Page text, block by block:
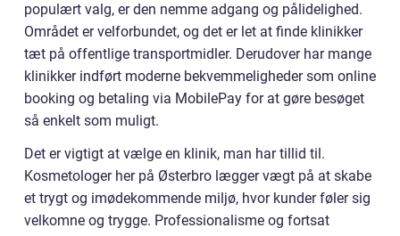
populært valg, er den nemme adgang og pålidelighed.
Området er velforbundet, og det er let at finde klinikker
tæt på offentlige transportmidler. Derudover har mange
klinikker indført moderne bekvemmeligheder som online
booking og betaling via MobilePay for at gøre besøget
så enkelt som muligt.
Det er vigtigt at vælge en klinik, man har tillid til.
Kosmetologer her på Østerbro lægger vægt på at skabe
et trygt og imødekommende miljø, hvor kunder føler sig
velkomne og trygge. Professionalisme og fortsat